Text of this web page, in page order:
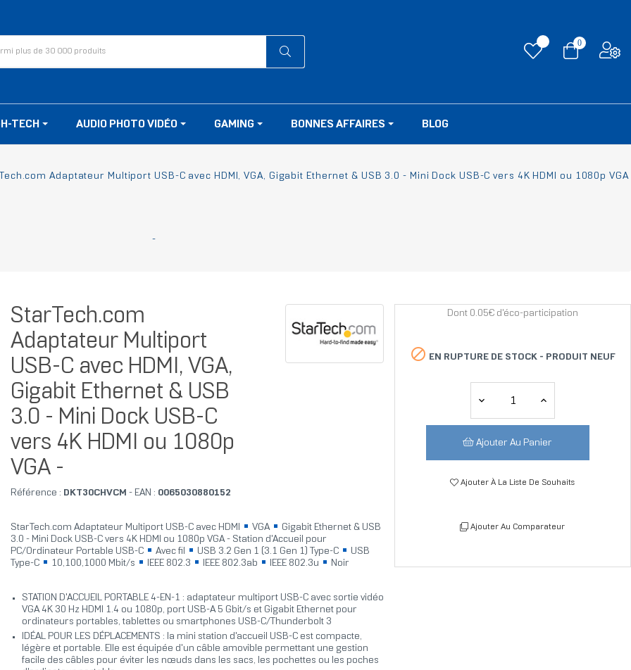
0
TECH AUDIO PHOTO VIDÉO GAMING BONNES AFFAIRES BLOG
Adaptateur Multiport USB-C avec HDMI, VGA, Gigabit Ethernet & USB 3.0 - Mini Dock USB-C vers 4K HDMI ou 1080p VGA
-
StarTech.com
Adaptateur Multiport
USB-C avec HDMI, VGA,
Gigabit Ethernet & USB
3.0 - Mini Dock USB-C
vers 4K HDMI ou 1080p
VGA -
Référence : DKT30CHVCM - EAN : 0065030880152
StarTech.com Adaptateur Multiport USB-C avec HDMI VGA
Gigabit Ethernet & USB
3.0 - Mini Dock USB-C vers 4K HDMI ou 1080p VGA - Station d'Accueil pour
PC/Ordinateur Portable USB-C
Avec fil USB 3.2 Gen 1 (3.1 Gen 1) Type-C
USB
Type-C
10,100,1000 Mbit/s IEEE 802.3 IEEE 802.3ab IEEE 802.3u Noir
STATION D'ACCUEIL PORTABLE 4-EN-1 : adaptateur multiport USB-C avec sortie vidéo
VGA 4K 30 Hz HDMI 1.4 ou 1080p, port USB-A 5 Gbit/s et Gigabit Ethernet pour
ordinateurs portables, tablettes ou smartphones USB-C/Thunderbolt 3
IDÉAL POUR LES DÉPLACEMENTS : la mini station d'accueil USB-C est compacte,
légère et portable. Elle est équipée d'un câble amovible permettant une gestion
facile des câbles pour éviter les nœuds dans les sacs, les pochettes ou les poches
Dont 0.05€ d'éco-participation
 EN RUPTURE DE STOCK - PRODUIT NEUF
Ajouter Au Panier
Ajouter À La Liste De Souhaits
Ajouter Au Comparateur